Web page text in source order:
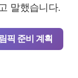
말했습니다.
픽 준비 계획